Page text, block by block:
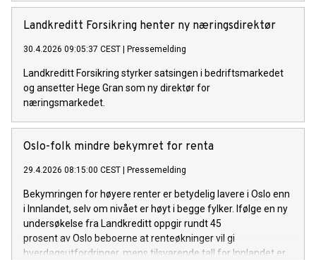
Landkreditt Forsikring henter ny næringsdirektør
30.4.2026 09:05:37 CEST Pressemelding
Landkreditt Forsikring styrker satsingen i bedriftsmarkedet
og ansetter Hege Gran som ny direktør for
næringsmarkedet.
Oslo-folk mindre bekymret for renta
29.4.2026 08:15:00 CEST Pressemelding
Bekymringen for høyere renter er betydelig lavere i Oslo enn
i Innlandet, selv om nivået er høyt i begge fylker. Ifølge en ny
undersøkelse fra Landkreditt oppgir rundt 45
prosent av Oslo beboerne at renteøkninger vil gi
hverdagsutfordringer, mens tilsvarende tall for Innlandet er